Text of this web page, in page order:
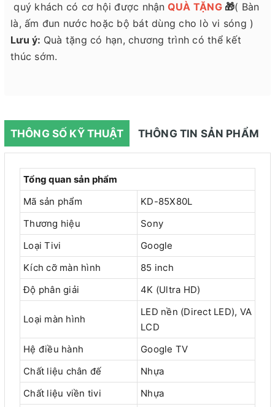
quý khách có cơ hội được nhận QUÀ TẶNG 🎁( Bàn
là, ấm đun nước hoặc bộ bát dùng cho lò vi sóng )
Lưu ý: Quà tặng có hạn, chương trình có thể kết
thúc sớm.
THÔNG SỐ KỸ THUẬT THÔNG TIN SẢN PHẨM
Tổng quan sản phẩm
Mã sản phẩm
KD-85X80L
Thương hiệu
Sony
Loại Tivi
Google
Kích cỡ màn hình
85 inch
Độ phân giải
4K (Ultra HD)
Loại màn hình
LED nền (Direct LED), VA
LCD
Hệ điều hành
Google TV
Chất liệu chân đế
Nhựa
Chất liệu viền tivi
Nhựa